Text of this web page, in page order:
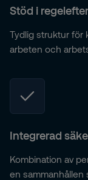
Stöd i
Tydlig struktur för
arbeten och
Integrerad
Kombination av
en sammanhållen